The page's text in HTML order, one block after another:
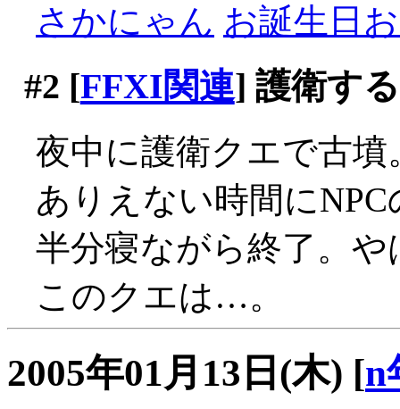
さかにゃん お誕生日
#2 [FFXI関連] 護衛す
夜中に護衛クエで古墳
ありえない時間に
半分寝ながら終了。
このクエは…。
2005年01月13日(木) [n